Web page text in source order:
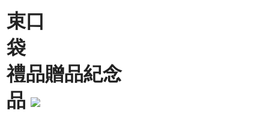
束口
袋
禮品贈品紀念
品